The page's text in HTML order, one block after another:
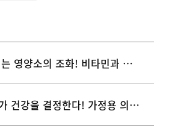
내 몸을 살리는 영양소의 조화! 비타민과 미네랄 시너지를 높이는 5가지 섭취 공식
정확한 수치가 건강을 결정한다! 가정용 의료기기 3종 올바른 사용법과 관리 가이드